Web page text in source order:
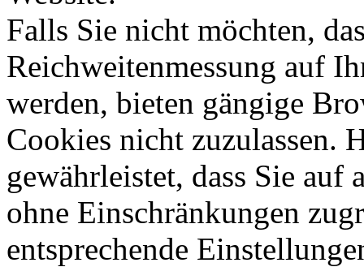
Falls Sie nicht möchten,
Reichweitenmessung auf
werden, bieten gängige
Cookies nicht zuzulassen.
gewährleistet, dass Sie auf
ohne Einschränkungen
entsprechende